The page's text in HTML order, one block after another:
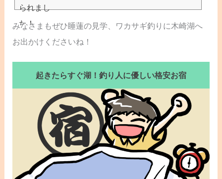
https://kanko-omachi.gr.jp
山菜など、信州ならではのグルメも人気を集めています。
みなさまもぜひ睡蓮の見学、ワカサギ釣りに木崎湖へ
お出かけくださいね！
起きたらすぐ湖！釣り人に優しい格安お宿